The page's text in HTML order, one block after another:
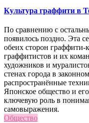
Культура граффити в
По сравнению с
появилось поздно. Эта
обеих сторон граффити-
граффитистов и их
художников и
стенах города в
распространённые
Японское общество и его
ключевую роль в
самовыражения.
Общество